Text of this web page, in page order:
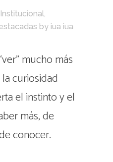
Institucional,
by iua iua
mucho más
curiosidad
el instinto y el
más, de
conocer.